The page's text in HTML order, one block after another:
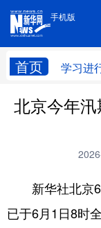
手机版
首页 学习进
手机版
学习进行时
科技
健康
北京今年
新华社北京6
已于6月1日8时